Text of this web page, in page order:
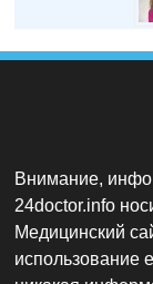
Внимание,
24doctor.info
Медицинский
использование